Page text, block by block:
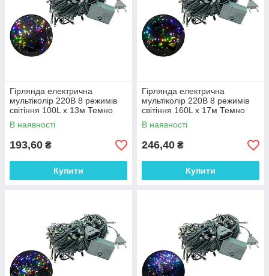
Гірлянда електрична
мультіколір 220В 8 режимів
світіння 100L х 13м Темно
зелена (116356 (D-14))
В наявності
193,60 ₴
Купити
Гірлянда електрична
мультіколір 220В 8 режимів
світіння 160L х 17м Темно
зелена (116357 (D-15))
В наявності
246,40 ₴
Купити